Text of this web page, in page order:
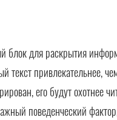
блок для раскрытия
текст привлекательнее,
его будут охотнее
поведенческий